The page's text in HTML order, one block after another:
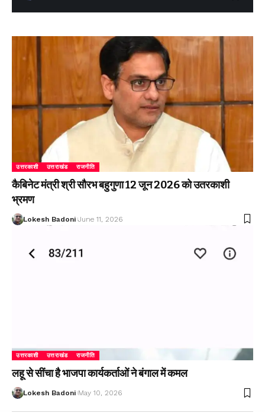
उत्तरकाशी उत्तराखंड राजनीति
कैबिनेट मंत्री श्री सौरभ बहुगुणा 12 जून 2026 को उतरकाशी
भ्रमण
Lokesh Badoni June 11, 2026
उत्तरकाशी उत्तराखंड राजनीति
लहू से सींचा है भाजपा कार्यकर्ताओं ने बंगाल में कमल
Lokesh Badoni May 10, 2026